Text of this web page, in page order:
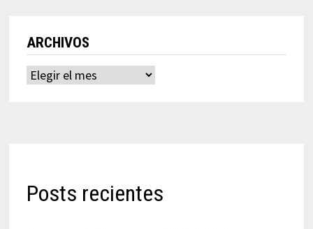
ARCHIVOS
Archivos
Posts recientes